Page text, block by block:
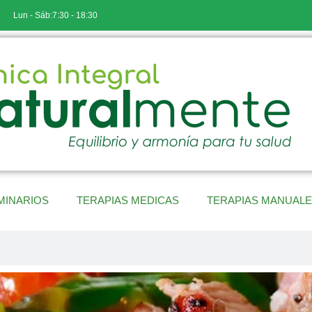
Lun - Sáb:7:30 - 18:30
TERAPIAS MEDICAS TERAPIAS